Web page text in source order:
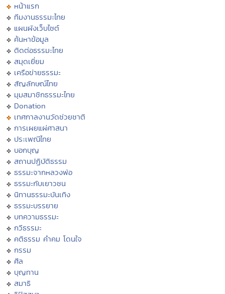
หน้าแรก
ทีมงานธรรมะไทย
แผนผังเว็บไซต์
ค้นหาข้อมูล
ติดต่อธรรมะไทย
สมุดเยี่ยม
เครือข่ายธรรมะ
สัญลักษณ์ไทย
มุมสมาชิกธรรมะไทย
Donation
เทศกาลงานวัดช่วยชาติ
การเผยแผ่ศาสนา
ประเพณีไทย
บอกบุญ
สถานปฏิบัติธรรม
ธรรมะจากหลวงพ่อ
ธรรมะกับเยาวชน
นิทานธรรมะบันเทิง
ธรรมะบรรยาย
บทความธรรมะ
กวีธรรมะ
คติธรรม คำคม โดนใจ
กรรม
ศีล
บุญทาน
สมาธิ